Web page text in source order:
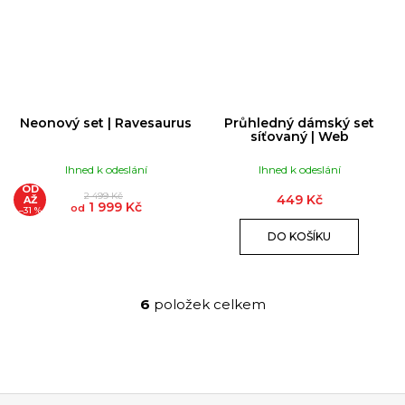
OD
AŽ
–31 %
Neonový set | Ravesaurus
Ihned k odeslání
2 499 Kč
od1 999 Kč
Průhledný dámský set
síťovaný | Web
Ihned k odeslání
449 Kč
DO KOŠÍKU
O
6 položek celkem